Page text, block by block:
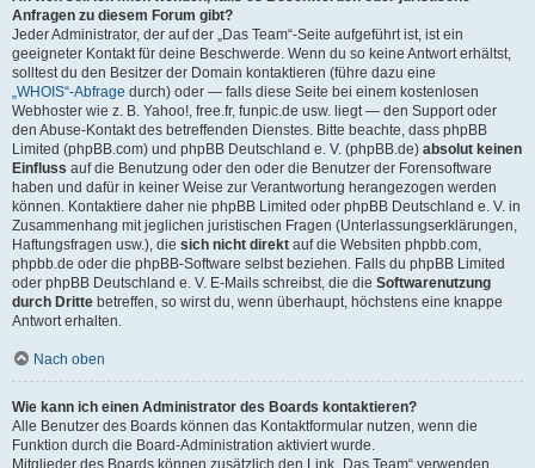
Anfragen zu diesem Forum gibt?
Jeder Administrator, der auf der „Das Team“-Seite aufgeführt ist, ist ein
geeigneter Kontakt für deine Beschwerde. Wenn du so keine Antwort erhältst,
solltest du den Besitzer der Domain kontaktieren (führe dazu eine
„WHOIS“-Abfrage durch) oder — falls diese Seite bei einem kostenlosen
Webhoster wie z. B. Yahoo!, free.fr, funpic.de usw. liegt — den Support oder
den Abuse-Kontakt des betreffenden Dienstes. Bitte beachte, dass phpBB
Limited (phpBB.com) und phpBB Deutschland e. V. (phpBB.de) absolut keinen
Einfluss auf die Benutzung oder den oder die Benutzer der Forensoftware
haben und dafür in keiner Weise zur Verantwortung herangezogen werden
können. Kontaktiere daher nie phpBB Limited oder phpBB Deutschland e. V. in
Zusammenhang mit jeglichen juristischen Fragen (Unterlassungserklärungen,
Haftungsfragen usw.), die sich nicht direkt auf die Websiten phpbb.com,
phpbb.de oder die phpBB-Software selbst beziehen. Falls du phpBB Limited
oder phpBB Deutschland e. V. E-Mails schreibst, die die Softwarenutzung
durch Dritte betreffen, so wirst du, wenn überhaupt, höchstens eine knappe
Antwort erhalten.
Nach oben
Wie kann ich einen Administrator des Boards kontaktieren?
Alle Benutzer des Boards können das Kontaktformular nutzen, wenn die
Funktion durch die Board-Administration aktiviert wurde.
Mitglieder des Boards können zusätzlich den Link „Das Team“ verwenden.